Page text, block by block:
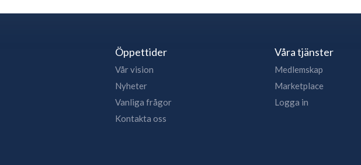
Öppettider
Vår vision
Nyheter
Vanliga frågor
Kontakta oss
Våra tjänster
Medlemskap
Marketplace
Logga in